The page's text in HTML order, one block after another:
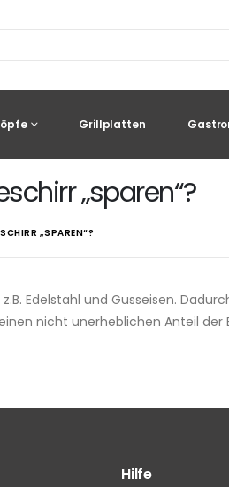
Grillplatten
„sparen“?
„SPAREN“?
Edelstahl und Gusseisen.
nicht unerheblichen Anteil
Hilfe